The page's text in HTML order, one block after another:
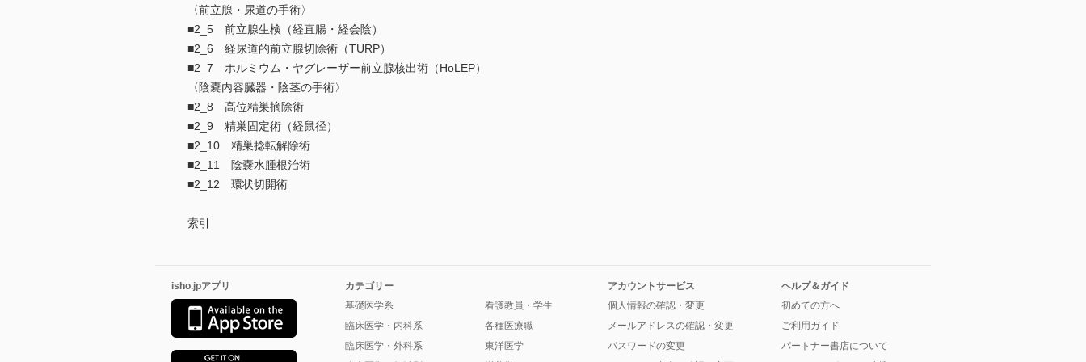
〈前立腺・尿道の手術〉
■2_5 前立腺生検（経直腸・経会陰）
■2_6 経尿道的前立腺切除術（TURP）
■2_7 ホルミウム・ヤグレーザー前立腺核出術（HoLEP）
〈陰嚢内容臓器・陰茎の手術〉
■2_8 高位精巣摘除術
■2_9 精巣固定術（経鼠径）
■2_10 精巣捻転解除術
■2_11 陰嚢水腫根治術
■2_12 環状切開術
索引
isho.jpアプリ
カテゴリー
基礎医学系
臨床医学・内科系
臨床医学・外科系
看護教員・学生
各種医療職
東洋医学
アカウントサービス
個人情報の確認・変更
メールアドレスの確認・変更
パスワードの変更
ヘルプ＆ガイド
初めての方へ
ご利用ガイド
パートナー書店について